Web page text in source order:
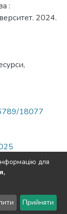
:
2024.
,
18077
LYRASIS
для
Прийняти